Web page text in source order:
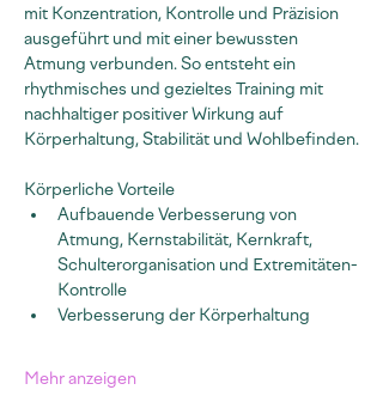
mit Konzentration, Kontrolle und Präzision
ausgeführt und mit einer bewussten
Atmung verbunden. So entsteht ein
rhythmisches und gezieltes Training mit
nachhaltiger positiver Wirkung auf
Körperhaltung, Stabilität und Wohlbefinden.
Körperliche Vorteile
Aufbauende Verbesserung von
Atmung, Kernstabilität, Kernkraft,
Schulterorganisation und Extremitäten-
Kontrolle
Verbesserung der Körperhaltung
Mehr anzeigen